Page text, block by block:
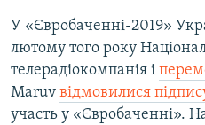
У «Євробаченні-2019»
лютому того року
телерадіокомпанія і
Maruv відмовилися
участь у «Євробаченні».